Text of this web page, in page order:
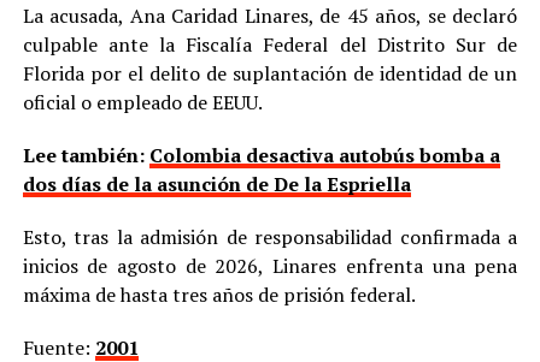
La acusada, Ana Caridad Linares, de 45 años, se declaró
culpable ante la Fiscalía Federal del Distrito Sur de
Florida por el delito de suplantación de identidad de un
oficial o empleado de EEUU.
Lee también: Colombia desactiva autobús bomba a
dos días de la asunción de De la Espriella
Esto, tras la admisión de responsabilidad confirmada a
inicios de agosto de 2026, Linares enfrenta una pena
máxima de hasta tres años de prisión federal.
Fuente: 2001